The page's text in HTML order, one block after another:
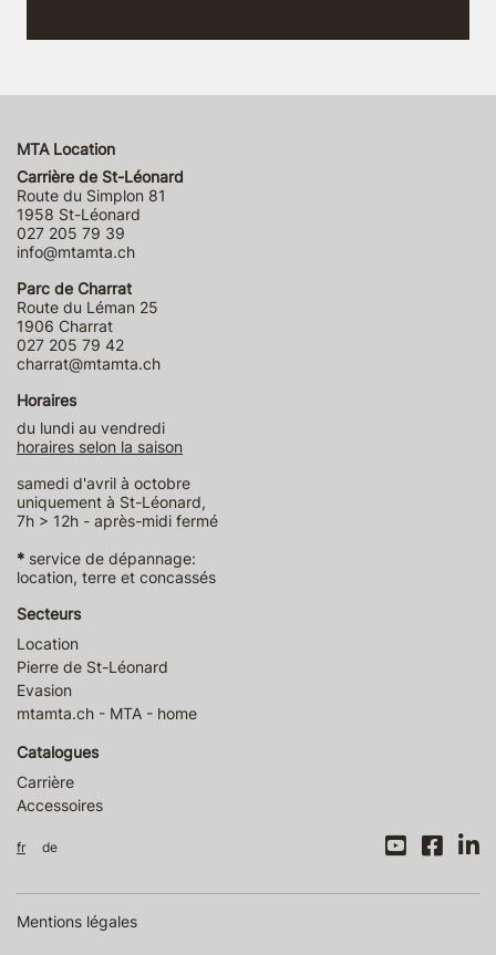
MTA Location
Carrière de St-Léonard
Route du Simplon 81
1958 St-Léonard
027 205 79 39
info@mtamta.ch
Parc de Charrat
Route du Léman 25
1906 Charrat
027 205 79 42
charrat@mtamta.ch
Horaires
du lundi au vendredi
horaires selon la saison
samedi d'avril à octobre
uniquement à St-Léonard,
7h > 12h - après-midi fermé
* service de dépannage:
location, terre et concassés
Secteurs
Location
Pierre de St-Léonard
Evasion
mtamta.ch - MTA - home
Catalogues
Carrière
Accessoires
fr de
Mentions légales